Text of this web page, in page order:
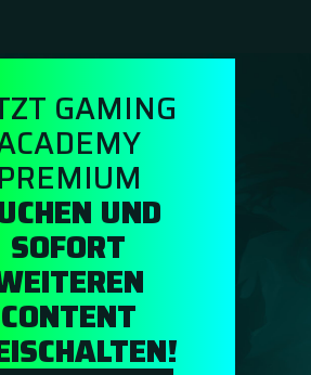
GAMING
PREMIUM
UND
SOFORT
CONTENT